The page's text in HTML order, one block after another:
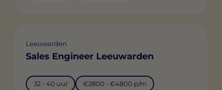
Leeuwarden
Sales Engineer Leeuwarden
32 - 40 uur €2800 - €4800 p/m